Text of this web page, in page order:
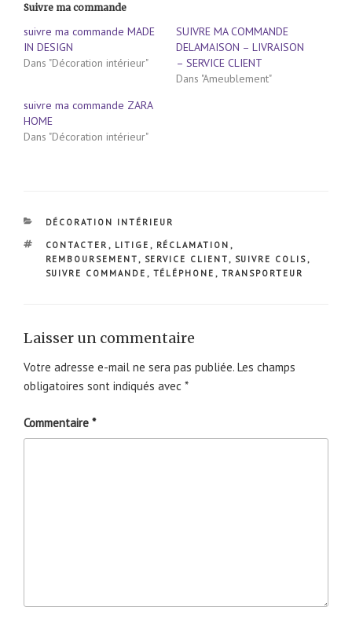
Suivre ma commande
suivre ma commande MADE
IN DESIGN
Dans "Décoration intérieur"
SUIVRE MA COMMANDE
DELAMAISON – LIVRAISON
– SERVICE CLIENT
Dans "Ameublement"
suivre ma commande ZARA
HOME
Dans "Décoration intérieur"
CATÉGORIES
DÉCORATION INTÉRIEUR
ÉTIQUETTES
CONTACTER , LITIGE , RÉCLAMATION ,
REMBOURSEMENT, SERVICE CLIENT, SUIVRE COLIS,
SUIVRE COMMANDE , TÉLÉPHONE , TRANSPORTEUR
Laisser un commentaire
Votre adresse e-mail ne sera pas publiée. Les champs
obligatoires sont indiqués avec *
Commentaire *